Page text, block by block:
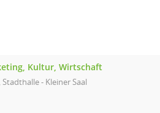
Kultur, Wirtschaft
- Kleiner Saal